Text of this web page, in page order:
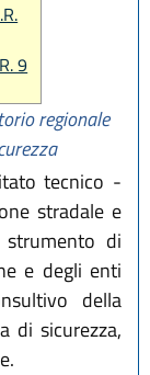
9
regionale
tecnico -
stradale e
strumento di
e degli enti
della
di sicurezza,